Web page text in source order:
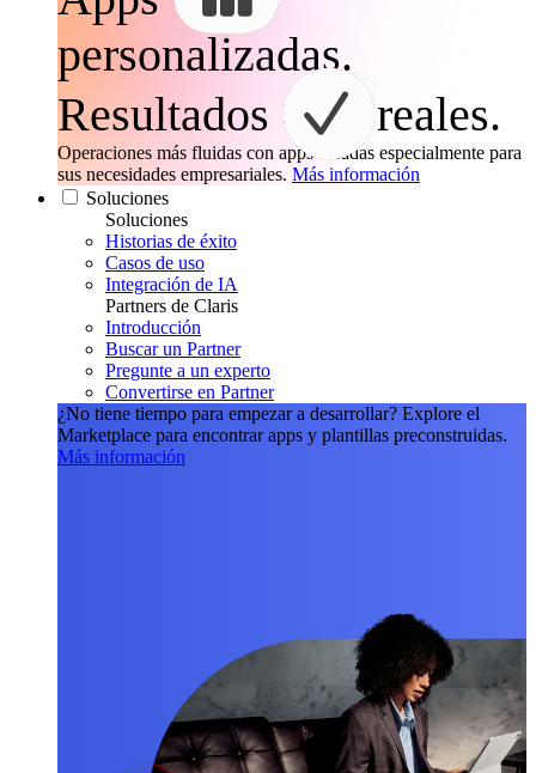
personalizadas.
Resultados
reales.
Operaciones más fluidas con apps creadas especialmente para
sus necesidades empresariales. Más información
Soluciones
Soluciones
Historias de éxito
Casos de uso
Integración de IA
Partners de Claris
Introducción
Buscar un Partner
Pregunte a un experto
Convertirse en Partner
¿No tiene tiempo para empezar a desarrollar? Explore el
Marketplace para encontrar apps y plantillas preconstruidas.
Más información